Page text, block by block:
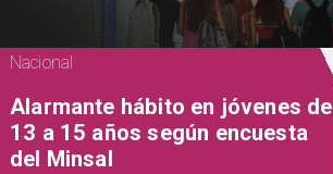
Nacional
Alarmante hábito en jóvenes de
13 a 15 años según encuesta
del Minsal